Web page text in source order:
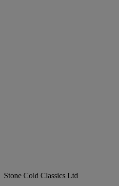
Stone Cold Classics Ltd